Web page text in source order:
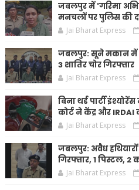
जबलपुर में 'गरिमा
मनचलों पर पुलिस की
Jai Bharat Express
जबलपुर: सूने मकान में
3 शातिर चोर गिरफ्तार
Jai Bharat Express
बिना थर्ड पार्टी
कोर्ट ने केंद्र और IRDAI
Jai Bharat Express
जबलपुर: अवैध हथियारों
गिरफ्तार, 1 पिस्टल,
Jai Bharat Express